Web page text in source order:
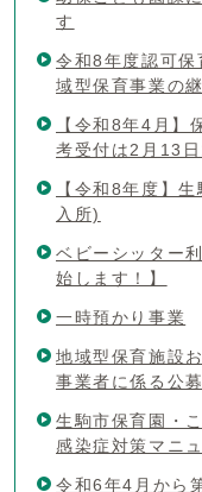
す
令和8年度認可
域型保育事業の
【令和8年4月】
考受付は2月13
【令和8年度】
入所)
ベビーシッター
始します！】
一時預かり事業
地域型保育施設
事業者に係る公
生駒市保育園・
感染症対策マニ
令和6年4月から